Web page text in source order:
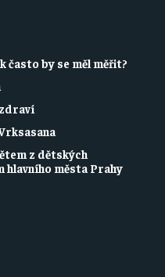
často by se měl měřit?
z dětských
hlavního města Prahy